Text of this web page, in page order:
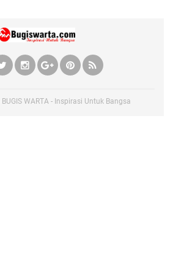
BUGIS WARTA - Inspirasi Untuk Bangsa